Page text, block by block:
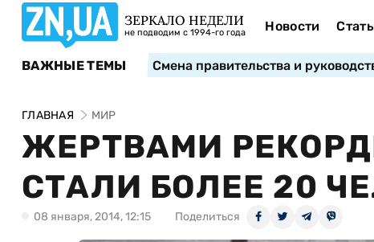
ЗЕРКАЛО НЕДЕЛИ
не подводим с 1994-го года Новости
ВАЖНЫЕ ТЕМЫ Смена правительства и
ГЛАВНАЯ МИР
ЖЕРТВАМИ
СТАЛИ БОЛЕЕ 20
08 января, 2014, 12:15 Поделиться